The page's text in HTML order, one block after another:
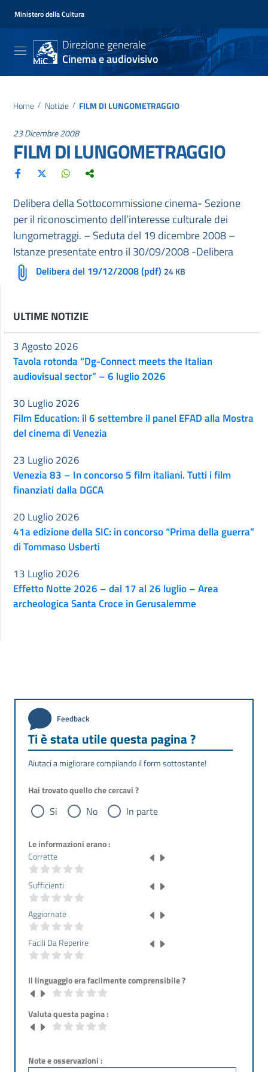
Ministero della Cultura
Direzione generale
Cinema e audiovisivo
Home / Notizie / FILM DI LUNGOMETRAGGIO
23 Dicembre 2008
FILM DI LUNGOMETRAGGIO
Delibera della Sottocommissione cinema- Sezione
per il riconoscimento dell’interesse culturale dei
lungometraggi. – Seduta del 19 dicembre 2008 –
Istanze presentate entro il 30/09/2008 -Delibera
Delibera del 19/12/2008 (pdf) 24 KB
ULTIME NOTIZIE
Tavola rotonda “Dg-Connect meets the Italian
audiovisual sector” – 6 luglio 2026
3 Agosto 2026
Film Education: il 6 settembre il panel EFAD alla Mostra
del cinema di Venezia
30 Luglio 2026
Venezia 83 – In concorso 5 film italiani. Tutti i film
finanziati dalla DGCA
23 Luglio 2026
41a edizione della SIC: in concorso “Prima della guerra”
di Tommaso Usberti
20 Luglio 2026
Effetto Notte 2026 – dal 17 al 26 luglio – Area
archeologica Santa Croce in Gerusalemme
13 Luglio 2026
Feedback
Ti è stata utile questa pagina ?
Aiutaci a migliorare compilando il form sottostante!
Hai trovato quello che cercavi ?
Si No In parte
Le informazioni erano :
Corrette
Sufficienti
Aggiornate
Facili Da Reperire
Il linguaggio era facilmente comprensibile ?
Valuta questa pagina :
Note e osservazioni :